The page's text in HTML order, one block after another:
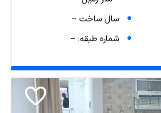
سال ساخت --
شماره طبقه: --